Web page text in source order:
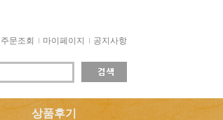
주문조회 마이페이지 공지사항
상품후기